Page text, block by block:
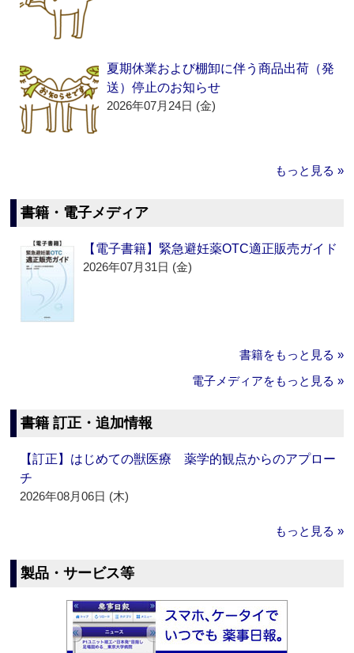
夏期休業および棚卸に伴う商品出荷（発
送）停止のお知らせ
2026年07月24日 (金)
もっと見る »
書籍・電子メディア
【電子書籍】緊急避妊薬OTC適正販売ガイド
2026年07月31日 (金)
書籍をもっと見る »
電子メディアをもっと見る »
書籍 訂正・追加情報
【訂正】はじめての獣医療 薬学的観点からのアプロー
チ
2026年08月06日 (木)
もっと見る »
製品・サービス等